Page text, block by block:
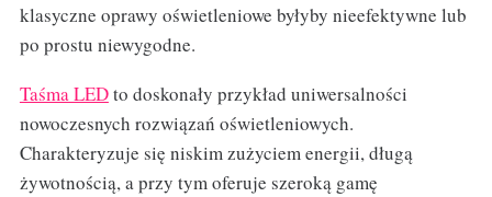
klasyczne oprawy oświetleniowe byłyby nieefektywne lub
po prostu niewygodne.
Taśma LEDto doskonały przykład uniwersalności
nowoczesnych rozwiązań oświetleniowych.
Charakteryzuje się niskim zużyciem energii, długą
żywotnością, a przy tym oferuje szeroką gamę